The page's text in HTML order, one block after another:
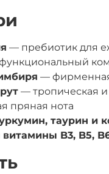
— пребиотик для
—
— тропическая и
пряная нота
таурин и
B3, B5,